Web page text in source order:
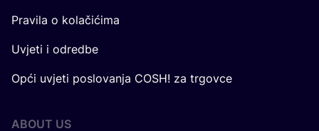
Pravila o kolačićima
Uvjeti i odredbe
Opći uvjeti poslovanja COSH! za trgovce
ABOUT US